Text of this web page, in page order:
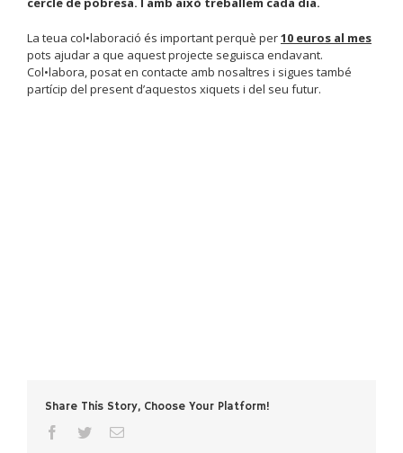
La teua col•laboració és important perquè per10 euros al mes
pots ajudar a que aquest projecte seguisca endavant.
Col•labora, posat en contacte amb nosaltres i sigues també
partícip del present d’aquestos xiquets i del seu futur.
Share This Story, Choose Your Platform!
facebooktwitterEmail